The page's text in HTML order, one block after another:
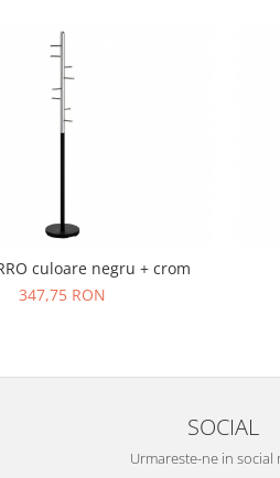
culoare negru + crom
347,75 RON
SOCIAL
Urmareste-ne in social